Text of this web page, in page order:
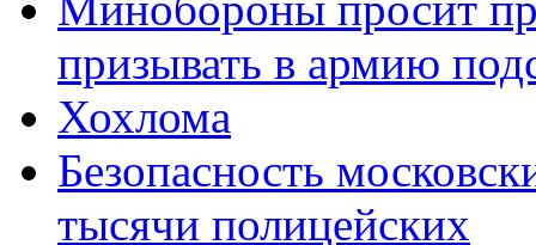
призывать в армию
Хохлома
Безопасность
тысячи полицейских